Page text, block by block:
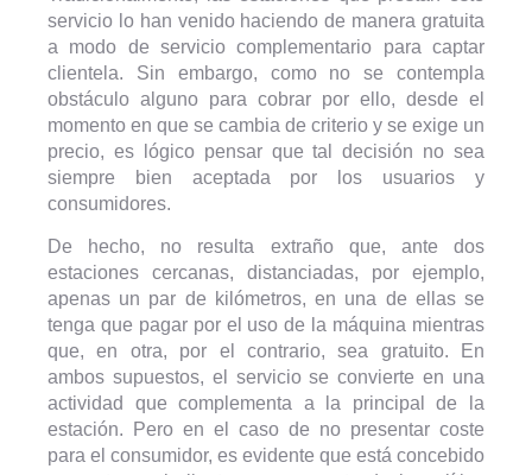
servicio lo han venido haciendo de manera gratuita
a modo de servicio complementario para captar
clientela. Sin embargo, como no se contempla
obstáculo alguno para cobrar por ello, desde el
momento en que se cambia de criterio y se exige un
precio, es lógico pensar que tal decisión no sea
siempre bien aceptada por los usuarios y
consumidores.
De hecho, no resulta extraño que, ante dos
estaciones cercanas, distanciadas, por ejemplo,
apenas un par de kilómetros, en una de ellas se
tenga que pagar por el uso de la máquina mientras
que, en otra, por el contrario, sea gratuito. En
ambos supuestos, el servicio se convierte en una
actividad que complementa a la principal de la
estación. Pero en el caso de no presentar coste
para el consumidor, es evidente que está concebido